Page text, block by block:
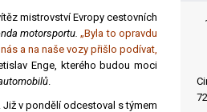
mistrovství Evropy cestovních
motorsportu. „Byla to opravdu
a na naše vozy přišlo podívat,
Enge, kterého budou moci
.
Již v pondělí odcestoval s týmem